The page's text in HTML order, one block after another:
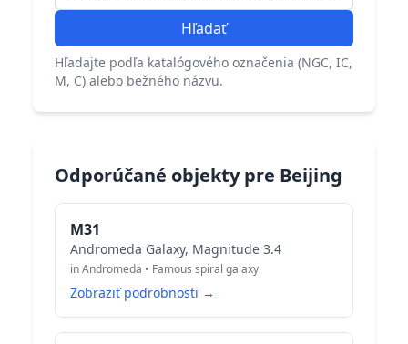
Hľadať
Hľadajte podľa katalógového označenia (NGC, IC,
M, C) alebo bežného názvu.
Odporúčané objekty pre Beijing
M31
Andromeda Galaxy, Magnitude 3.4
in Andromeda • Famous spiral galaxy
Zobraziť podrobnosti →